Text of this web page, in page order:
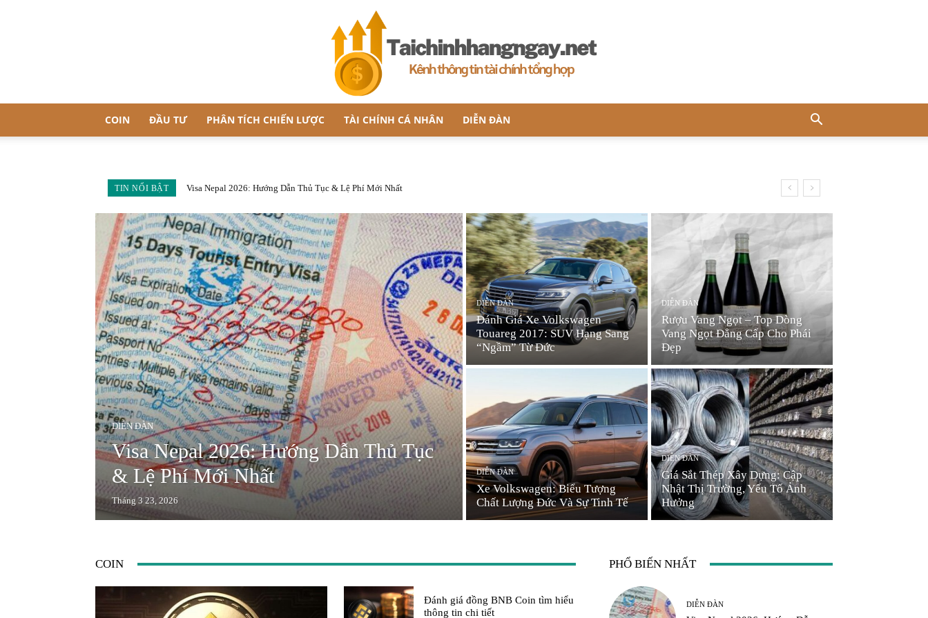
–
Kênh
thông
tài
COIN ĐẦU TƯ PHÂN TÍCH CHIẾN LƯỢC TÀI CHÍNH CÁ NHÂN DIỄN ĐÀN
TIN NỔI BẬT Visa Nepal 2026: Hướng Dẫn Thủ Tục & Lệ Phí Mới Nhất
DIỄN ĐÀN
Visa Nepal 2026: Hướng Dẫn Thủ Tục
& Lệ Phí Mới Nhất
Tháng 3 23, 2026
DIỄN ĐÀN
Đánh Giá Xe Volkswagen
Touareg 2017: SUV Hạng Sang
“Ngầm” Từ Đức
DIỄN ĐÀN
Rượu Vang Ngọt – Top Dòng
Vang Ngọt Đẳng Cấp Cho Phái
Đẹp
DIỄN ĐÀN
Xe Volkswagen: Biểu Tượng
Chất Lượng Đức Và Sự Tinh Tế
DIỄN ĐÀN
Giá Sắt Thép Xây Dựng: Cập
Nhật Thị Trường, Yếu Tố Ảnh
Hưởng
COIN
Đánh giá đồng BNB Coin tìm hiểu
thông tin chi tiết
PHỔ BIẾN NHẤT
DIỄN ĐÀN